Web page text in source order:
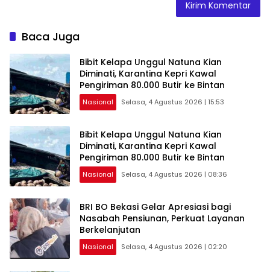
Baca Juga
Bibit Kelapa Unggul Natuna Kian
Diminati, Karantina Kepri Kawal
Pengiriman 80.000 Butir ke Bintan
Nasional Selasa, 4 Agustus 2026 | 15:53
Bibit Kelapa Unggul Natuna Kian
Diminati, Karantina Kepri Kawal
Pengiriman 80.000 Butir ke Bintan
Nasional Selasa, 4 Agustus 2026 | 08:36
BRI BO Bekasi Gelar Apresiasi bagi
Nasabah Pensiunan, Perkuat Layanan
Berkelanjutan
Nasional Selasa, 4 Agustus 2026 | 02:20